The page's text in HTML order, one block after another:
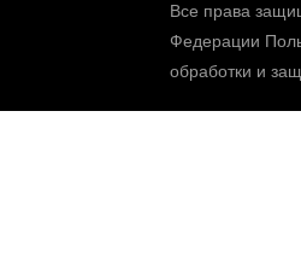
Все права
Федерации
обработки и